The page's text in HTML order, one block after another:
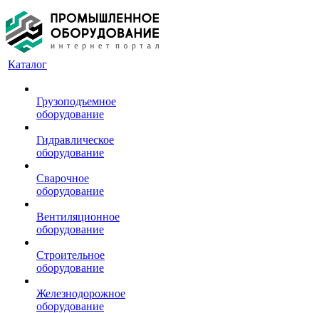
Каталог
Грузоподъемное
оборудование
Гидравлическое
оборудование
Сварочное
оборудование
Вентиляционное
оборудование
Строительное
оборудование
Железнодорожное
оборудование